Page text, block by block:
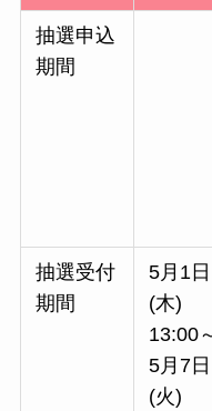
抽選申込
期間
抽選受付
期間
5月1日
(木)
13:00
5月7日
(火)